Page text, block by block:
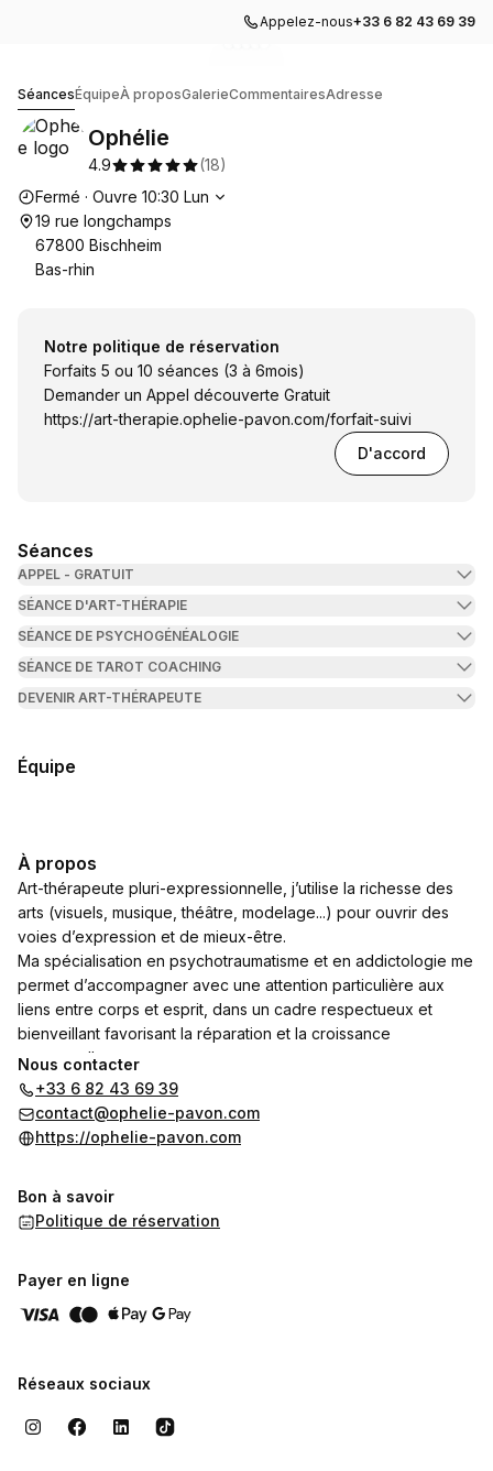
Appelez-nous+33 6 82 43 69 39
SéancesÉquipeÀ proposGalerieCommentairesAdresse
Ophélie
4.9 (18)
Heures d'ouverture
Fermé · Ouvre 10:30 Lun
19 rue longchamps
67800 Bischheim
Bas-rhin
Notre politique de réservation
Forfaits 5 ou 10 séances (3 à 6mois)
Demander un Appel découverte Gratuit
https://art-therapie.ophelie-pavon.com/forfait-suivi
D'accord
Séances
APPEL - GRATUIT
SÉANCE D'ART-THÉRAPIE
SÉANCE DE PSYCHOGÉNÉALOGIE
SÉANCE DE TAROT COACHING
DEVENIR ART-THÉRAPEUTE
Équipe
À propos
Art-thérapeute pluri-expressionnelle, j’utilise la richesse des
arts (visuels, musique, théâtre, modelage...) pour ouvrir des
voies d’expression et de mieux-être.
Ma spécialisation en psychotraumatisme et en addictologie me
permet d’accompagner avec une attention particulière aux
liens entre corps et esprit, dans un cadre respectueux et
bienveillant favorisant la réparation et la croissance
personnelle.
Nous contacter
+33 6 82 43 69 39
contact@ophelie-pavon.com
https://ophelie-pavon.com
Bon à savoir
Politique de réservation
Payer en ligne
Réseaux sociaux